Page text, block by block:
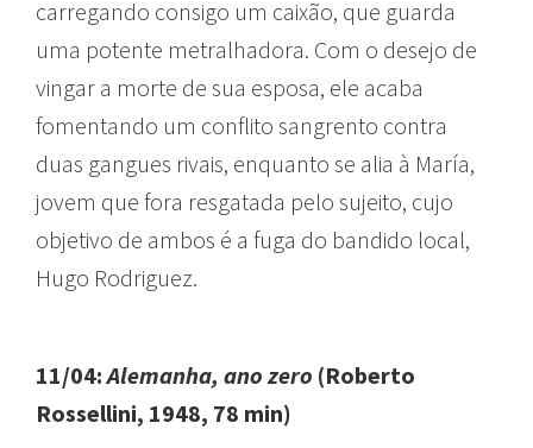
carregando consigo um caixão, que guarda
uma potente metralhadora. Com o desejo de
vingar a morte de sua esposa, ele acaba
fomentando um conflito sangrento contra
duas gangues rivais, enquanto se alia à María,
jovem que fora resgatada pelo sujeito, cujo
objetivo de ambos é a fuga do bandido local,
Hugo Rodriguez.
11/04:Alemanha, ano zero (Roberto
Rossellini, 1948, 78 min)